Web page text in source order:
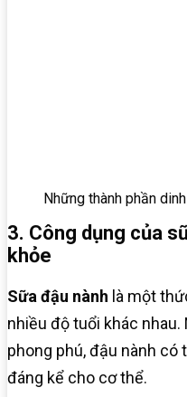
Những thành phần
3. Công dụng của
khỏe
Sữa đậu nành là một
nhiều độ tuổi khác
phong phú, đậu nành có
đáng kể cho cơ thể.